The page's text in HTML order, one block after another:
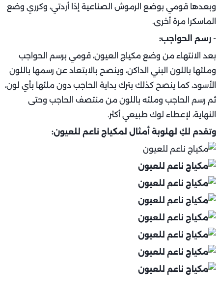
وبعدها قومي بوضع الرموش الصناعية إذا أردتي، وكرري وضع
الماسكرا مرة أخرى.
- رسم الحواجب:
بعد الانتهاء من وضع مكياج العيون، قومي برسم الحواجب
وملئها باللون البني الداكن، وينصح بالابتعاد عن رسمها باللون
الأسود، كما ينصح كذلك بترك بداية الحاجب دون ملئها بأي لون،
ثم رسم الحاجب وملئه باللون من منتصف الحاجب وحتى
النهاية، لإعطاء لوك طبيعي أكثر.
وتقدم لكِ لهلوبة أمثال لمكياج ناعم للعيون: